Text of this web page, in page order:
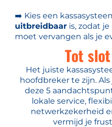
➡️ Kies een
uitbreidbaar is, zodat
moet vervangen als je
Tot
Het juiste
hoofdbreker te zijn.
deze 5
lokale service,
netwerkzekerheid
vermijd je